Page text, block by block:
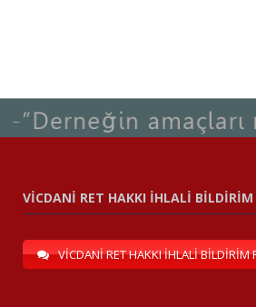
VİCDANİ RET HAKKI İHLALİ BİLDİRİM
VİCDANİ RET HAKKI İHLALİ BİLDİRİM